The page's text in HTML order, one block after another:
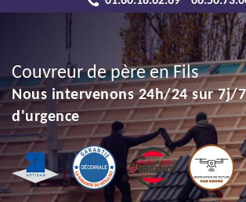
Couvreur de père en Fils
Nous intervenons 24h/24 sur 7j/
d'urgence